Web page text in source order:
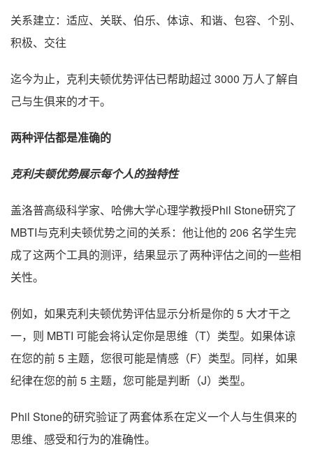
关系建立：适应、关联、伯乐、体谅、和谐、包容、个别、
积极、交往
迄今为止，克利夫顿优势评估已帮助超过 3000 万人了解自
己与生俱来的才干。
两种评估都是准确的
克利夫顿优势展示每个人的独特性
盖洛普高级科学家、哈佛大学心理学教授Phil Stone研究了
MBTI与克利夫顿优势之间的关系：他让他的 206 名学生完
成了这两个工具的测评，结果显示了两种评估之间的一些相
关性。
例如，如果克利夫顿优势评估显示分析是你的 5 大才干之
一，则 MBTI 可能会将认定你是思维（T）类型。如果体谅
在您的前 5 主题，您很可能是情感（F）类型。同样，如果
纪律在您的前 5 主题，您可能是判断（J）类型。
Phil Stone的研究验证了两套体系在定义一个人与生俱来的
思维、感受和行为的准确性。